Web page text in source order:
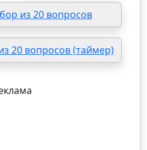
из 20 вопросов
20 вопросов (таймер)